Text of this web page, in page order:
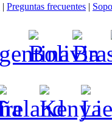
| Preguntas frecuentes |